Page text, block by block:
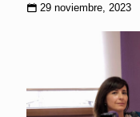
29 noviembre, 2023